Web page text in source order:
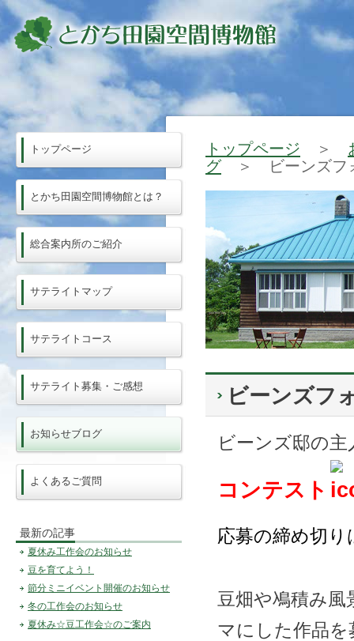
トップページ ＞
グ＞ ビーンズフォ
ビーンズフ
ビーンズ邸の
コンテスト
応募の締め切り
豆畑や鳰積み風
マにした作品
トップページ
とかち田園空間博物館とは？
総合案内所のご紹介
サテライトマップ
サテライトコース
サテライト募集・ご感想
お知らせブログ
よくあるご質問
最新の記事
夏休み工作会のお知らせ
豆を育てよう！
節分ミニイベント開催のお知らせ
冬の工作会のお知らせ
夏休み☆豆工作会☆のご案内